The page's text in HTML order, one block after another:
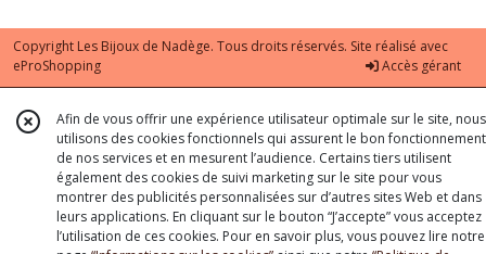
Copyright Les Bijoux de Nadège. Tous droits réservés. Site réalisé avec
eProShopping
Accès gérant
Afin de vous offrir une expérience utilisateur optimale sur le site, nous
utilisons des cookies fonctionnels qui assurent le bon fonctionnement
de nos services et en mesurent l’audience. Certains tiers utilisent
également des cookies de suivi marketing sur le site pour vous
montrer des publicités personnalisées sur d’autres sites Web et dans
leurs applications. En cliquant sur le bouton “J’accepte” vous acceptez
l’utilisation de ces cookies. Pour en savoir plus, vous pouvez lire notre